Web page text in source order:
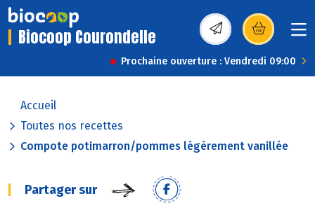
Biocoop Courondelle (s’ouvre dans une
Prochaine ouverture : Vendredi 09:00
Accueil
Toutes nos recettes
Compote potimarron/pommes légèrement vanillée
Partager sur